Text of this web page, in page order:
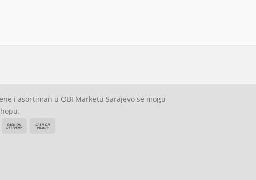
i asortiman u OBI Marketu Sarajevo se mogu
Bank
Cash